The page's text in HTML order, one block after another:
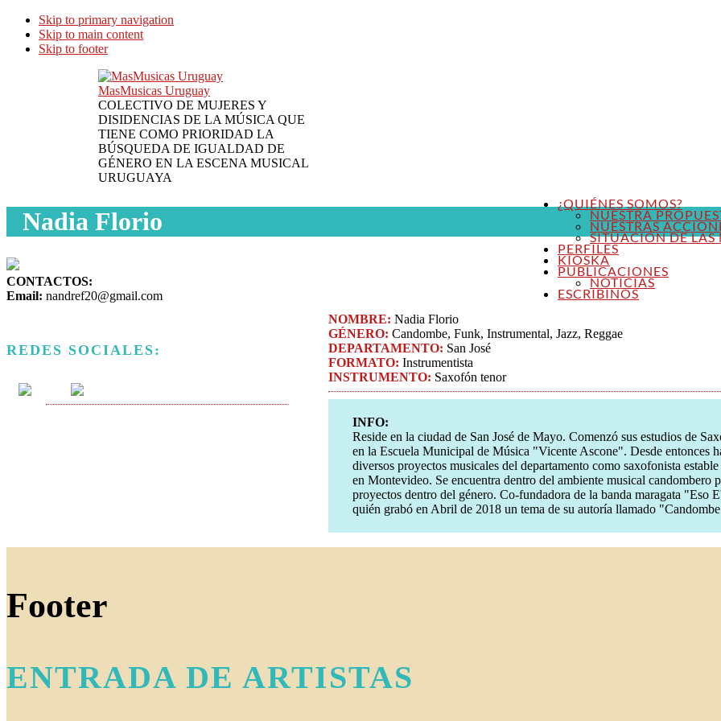
Skip to primary navigation
Skip to main content
Skip to footer
MasMusicas Uruguay
COLECTIVO DE MUJERES Y
DISIDENCIAS DE LA MÚSICA QUE
TIENE COMO PRIORIDAD LA
BÚSQUEDA DE IGUALDAD DE
GÉNERO EN LA ESCENA MUSICAL
URUGUAYA
¿QUIÉNES SOMOS?
NUESTRA
NUESTRAS
SITUACIÓN DE LAS
PERFILES
KIOSKA
PUBLICACIONES
NOTICIAS
ESCRIBINOS
Nadia Florio
CONTACTOS:
Email: nandref20@gmail.com
REDES SOCIALES:
NOMBRE: Nadia Florio
GÉNERO: Candombe, Funk, Instrumental, Jazz​, Reggae
DEPARTAMENTO: San José
FORMATO: Instrumentista
INSTRUMENTO: Saxofón tenor
INFO:
Reside en la ciudad de San José de Mayo. Comenzó sus estudios de
en la Escuela Municipal de Música "Vicente Ascone". Desde entonces
diversos proyectos musicales del departamento como saxofonista
en Montevideo. Se encuentra dentro del ambiente musical candombero
proyectos dentro del género. Co-fundadora de la banda maragata "Eso
quién grabó en Abril de 2018 un tema de su autoría llamado
Footer
ENTRADA DE ARTISTAS